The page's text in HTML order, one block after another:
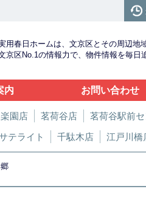
用春日ホームは、文京区とその周辺地
京区No.1の情報力で、物件情報を毎日
内 お問い合わせ
園店 茗荷谷店 茗荷谷駅前
テライト 千駄木店 江戸川橋